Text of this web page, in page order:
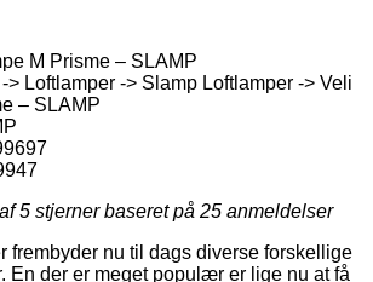
M Prisme – SLAMP
-> Loftlamper -> Slamp Loftlamper -> Veli
– SLAMP
5 stjerner baseret på 25 anmeldelser
frembyder nu til dags diverse forskellige
En der er meget populær er lige nu at få